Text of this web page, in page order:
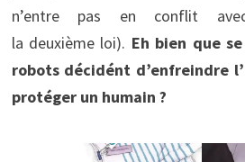
n’entre pas en conflit
la deuxième loi). Eh bien que
robots décidént d’enfreindre
protéger un humain ?